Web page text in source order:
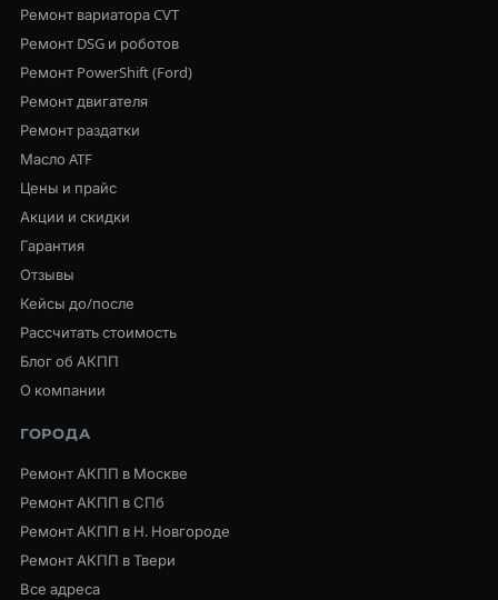
Ремонт вариатора CVT
Ремонт DSG и роботов
Ремонт PowerShift (Ford)
Ремонт двигателя
Ремонт раздатки
Масло ATF
Цены и прайс
Акции и скидки
Гарантия
Отзывы
Кейсы до/после
Рассчитать стоимость
Блог об АКПП
О компании
ГОРОДА
Ремонт АКПП в Москве
Ремонт АКПП в СПб
Ремонт АКПП в Н. Новгороде
Ремонт АКПП в Твери
Все адреса